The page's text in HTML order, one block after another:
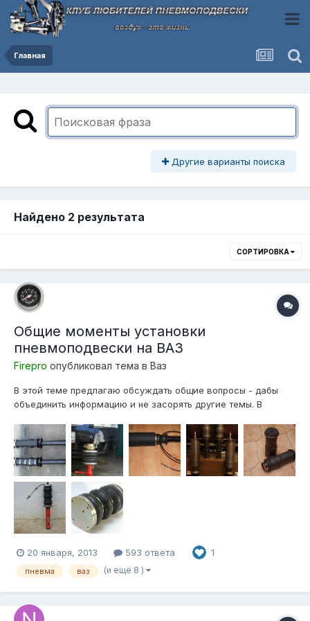
Главная
Другие варианты поиска
Найдено 2 результата
СОРТИРОВКА
Общие моменты установки
пневмоподвески на ВАЗ
Firepro опубликовал тема в Ваз
В этой теме предлагаю обсуждать общие вопросы - дабы
объединить информацию и не засорять другие темы. В
теме, где будут отражены готовые решения по установке. Из
общей массы установок можно выделить два варианта
подушек. Это подушка Ск...
20 января, 2013 593 ответа 1
пневма ваз (и ещё 8 )